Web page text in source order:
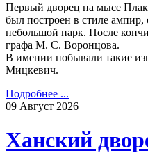
Первый дворец на мысе
был построен в стиле
небольшой парк. После
графа М. С. Воронцова.
В имении побывали такие
Мицкевич.
Подробнее ...
09 Август 2026
Ханский